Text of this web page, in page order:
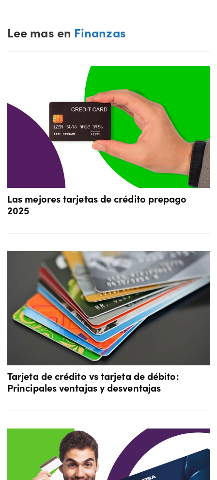
Lee mas en Finanzas
Las mejores tarjetas de crédito prepago
2025
Tarjeta de crédito vs tarjeta de débito:
Principales ventajas y desventajas